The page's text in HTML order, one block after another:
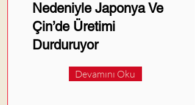
etmektedir. Bu dönüşüm, gelir
kaybını önleyerek müşteri teslimat
sürekliliğini korumuştur.
Uzmanlara göre dijital
yönetiminin temelidir.
Nedeniyle Japonya Ve
Çin’de Üretimi
Durduruyor
Devamını Oku